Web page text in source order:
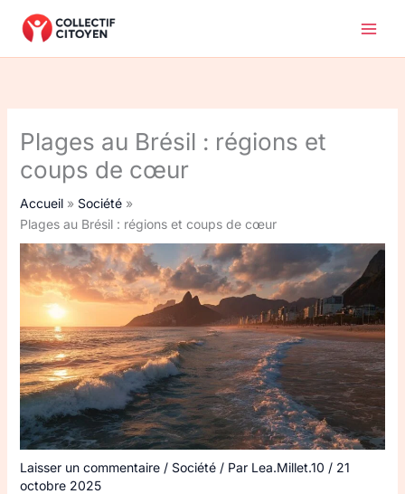
Plages au Brésil : régions et
coups de cœur
Accueil
Société
Plages au Brésil : régions et coups de cœur
Laisser un commentaire / Société/ Par Lea.Millet.10 / 21
octobre 2025